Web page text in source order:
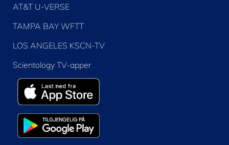
AT&T U-VERSE
TAMPA BAY WFTT
LOS ANGELES KSCN-TV
Scientology TV-apper